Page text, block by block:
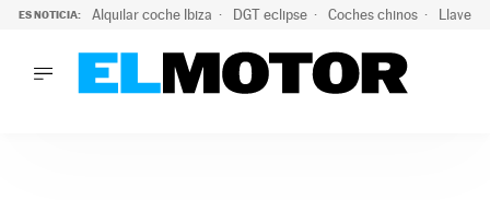
ES NOTICIA: Alquilar coche Ibiza DGT eclipse Coches chinos Llaves